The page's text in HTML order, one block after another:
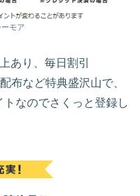
モア
あり、毎日割引
布など特典盛沢山で、
なのでさくっと登録し